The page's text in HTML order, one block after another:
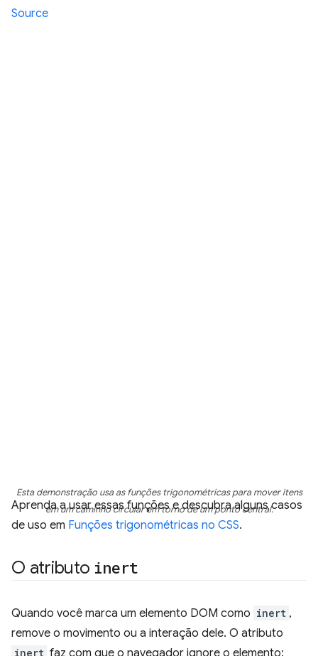
Source
Esta demonstração usa as funções trigonométricas para mover itens
em um caminho circular em torno de um ponto central.
Aprenda a usar essas funções e descubra alguns casos
de uso em Funções trigonométricas no CSS.
O atributo inert
Quando você marca um elemento DOM como inert ,
remove o movimento ou a interação dele. O atributo
inert faz com que o navegador ignore o elemento: